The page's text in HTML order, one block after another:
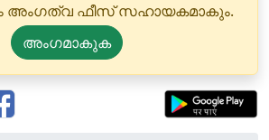
അംഗത്വ ഫീസ് സഹായകമാകും.
അംഗമാകുക